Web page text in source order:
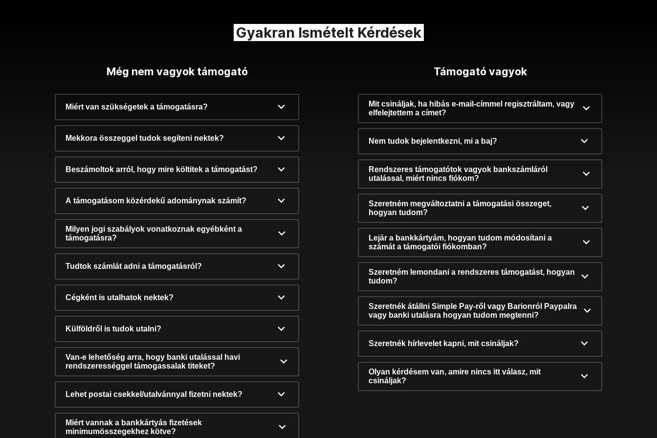
Gyakran Ismételt Kérdések
Még nem vagyok támogató
Miért van szükségetek a támogatásra?
Mekkora összeggel tudok segíteni nektek?
Beszámoltok arról, hogy mire költitek a támogatást?
A támogatásom közérdekű adománynak számít?
Milyen jogi szabályok vonatkoznak egyébként a
támogatásra?
Tudtok számlát adni a támogatásról?
Cégként is utalhatok nektek?
Külföldről is tudok utalni?
Van-e lehetőség arra, hogy banki utalással havi
rendszerességgel támogassalak titeket?
Lehet postai csekkel/utalvánnyal fizetni nektek?
Miért vannak a bankkártyás fizetések
minimumösszegekhez kötve?
Támogató vagyok
Mit csináljak, ha hibás e-mail-címmel regisztráltam, vagy
elfelejtettem a címet?
Nem tudok bejelentkezni, mi a baj?
Rendszeres támogatótok vagyok bankszámláról
utalással, miért nincs fiókom?
Szeretném megváltoztatni a támogatási összeget,
hogyan tudom?
Lejár a bankkártyám, hogyan tudom módosítani a
számát a támogatói fiókomban?
Szeretném lemondani a rendszeres támogatást, hogyan
tudom?
Szeretnék átállni Simple Pay-ről vagy Barionról Paypalra
vagy banki utalásra hogyan tudom megtenni?
Szeretnék hírlevelet kapni, mit csináljak?
Olyan kérdésem van, amire nincs itt válasz, mit
csináljak?